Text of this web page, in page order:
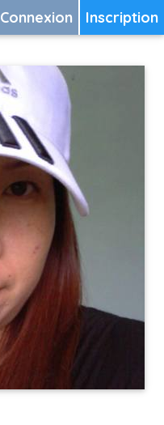
Inscription
Connexion